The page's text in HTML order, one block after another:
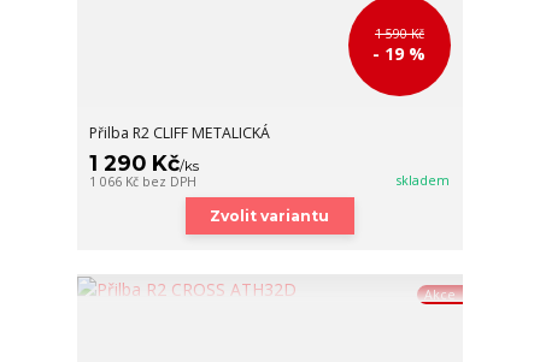
1 590 Kč
- 19 %
Přilba R2 CLIFF METALICKÁ
1 290 Kč/ks
1 066 Kč bez DPH skladem
Zvolit variantu
Akce